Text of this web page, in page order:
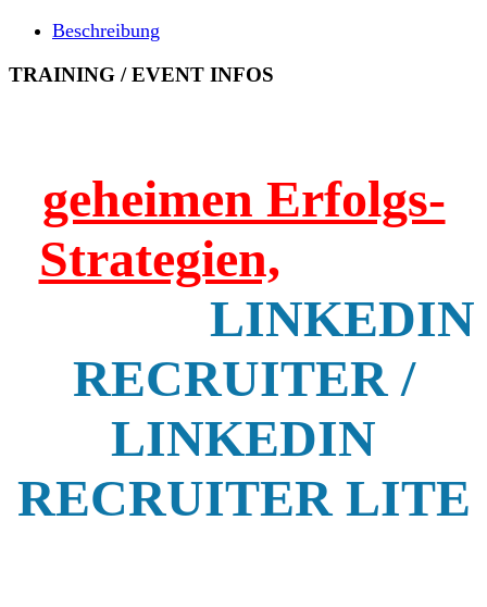
Beschreibung
TRAINING / EVENT INFOS
geheimen Erfolgs-
Strategien,
LINKEDIN
RECRUITER /
LINKEDIN
RECRUITER LITE